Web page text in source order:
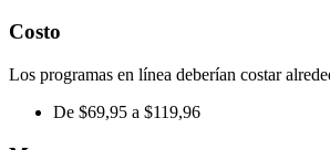
Costo
Los programas en línea deberían costar
De $69,95 a $119,96